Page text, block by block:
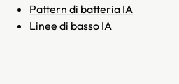
Pattern di batteria IA
Linee di basso IA